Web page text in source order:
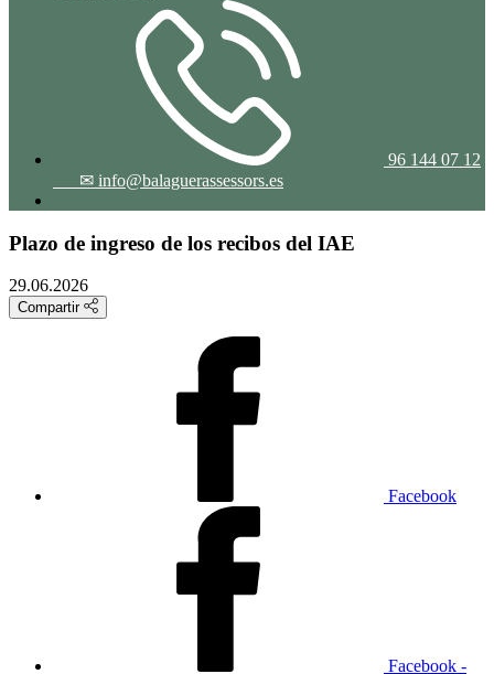
96 144 07 12
✉ info@balaguerassessors.es
Plazo de ingreso de los recibos del IAE
29.06.2026
Compartir
Facebook
Facebook -